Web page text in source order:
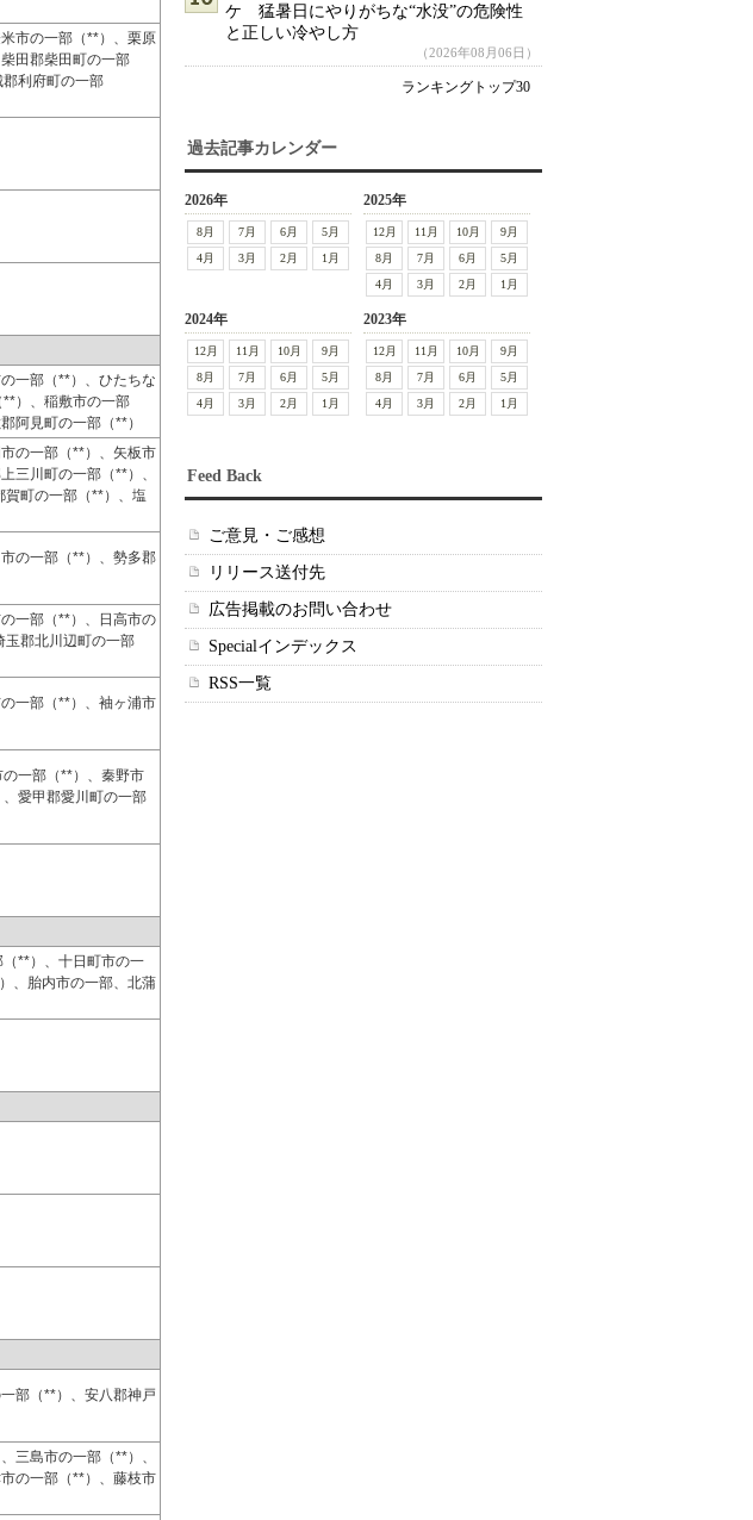
市の一部（**）、栗原
田郡柴田町の一部
利府町の一部
一部（**）、ひたちな
）、稲敷市の一部
阿見町の一部（**）
の一部（**）、矢板市
三川町の一部（**）、
町の一部（**）、塩
の一部（**）、勢多郡
一部（**）、日高市の
玉郡北川辺町の一部
一部（**）、袖ヶ浦市
一部（**）、秦野市
愛甲郡愛川町の一部
**）、十日町市の一
、胎内市の一部、北蒲
部（**）、安八郡神戸
三島市の一部（**）、
の一部（**）、藤枝市
ケ 猛暑日にやりがちな“水没”の危険性
と正しい冷やし方
（2026年08月06日）
ランキングトップ30
過去記事カレンダー
2026年
8月 7月 6月
5月
4月
3月 2月 1月
2025年
12月 11月 10月
9月
8月
7月 6月
5月
4月
3月 2月 1月
2024年
12月 11月 10月
9月
8月
7月 6月
5月
4月
3月 2月 1月
2023年
12月 11月 10月
9月
8月
7月 6月
5月
4月
3月 2月 1月
Feed Back
ご意見・ご感想
リリース送付先
広告掲載のお問い合わせ
Specialインデックス
RSS一覧